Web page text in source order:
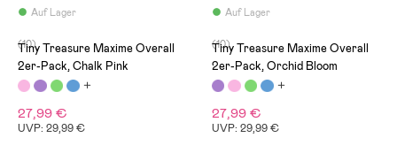
Auf Lager
(10)
Tiny Treasure Maxime Overall
2er-Pack, Chalk Pink
27,99 €
UVP: 29,99 €
Auf Lager
(10)
Tiny Treasure Maxime Overall
2er-Pack, Orchid Bloom
27,99 €
UVP: 29,99 €